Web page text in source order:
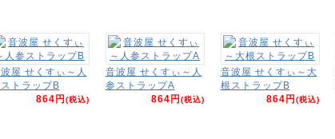
屋 せくすぃ～人
トラップB
864円(税込)
音波屋 せくすぃ～人
参ストラップA
864円(税込)
音波屋 せくすぃ～大
根ストラップB
864円(税込)